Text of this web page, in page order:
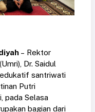
– Rektor
Dr. Saidul
santriwati
Putri
pada Selasa
bagian dari